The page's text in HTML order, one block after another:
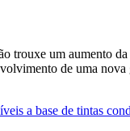
trouxe um aumento
de uma
a base de tintas